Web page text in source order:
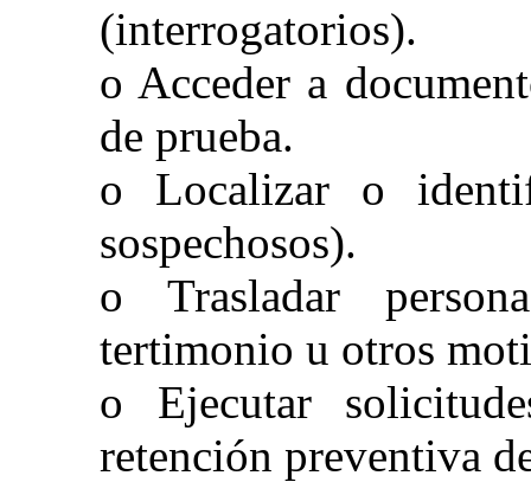
(interrogatorios).
o Acceder a
de prueba.
o Localizar o
sospechosos).
o Trasladar
tertimonio u otros
o Ejecutar
retención preventiva